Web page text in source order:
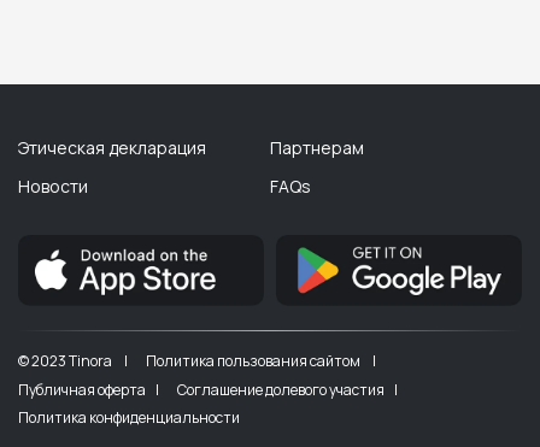
Этическая декларация
Новости
Партнерам
FAQs
© 2023 Tinora |
Политика пользования сайтом |
Публичная оферта |
Соглашение долевого участия |
Политика конфиденциальности